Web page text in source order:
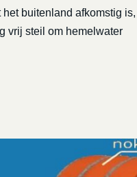
buitenland afkomstig is,
vrij steil om hemelwater